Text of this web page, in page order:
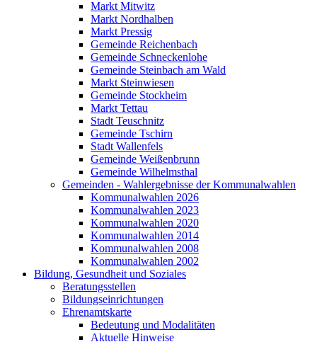
Markt Mitwitz
Markt Nordhalben
Markt Pressig
Gemeinde Reichenbach
Gemeinde Schneckenlohe
Gemeinde Steinbach am Wald
Markt Steinwiesen
Gemeinde Stockheim
Markt Tettau
Stadt Teuschnitz
Gemeinde Tschirn
Stadt Wallenfels
Gemeinde Weißenbrunn
Gemeinde Wilhelmsthal
Gemeinden - Wahlergebnisse der Kommunalwahlen
Kommunalwahlen 2026
Kommunalwahlen 2023
Kommunalwahlen 2020
Kommunalwahlen 2014
Kommunalwahlen 2008
Kommunalwahlen 2002
Bildung, Gesundheit und Soziales
Beratungsstellen
Bildungseinrichtungen
Ehrenamtskarte
Bedeutung und Modalitäten
Aktuelle Hinweise